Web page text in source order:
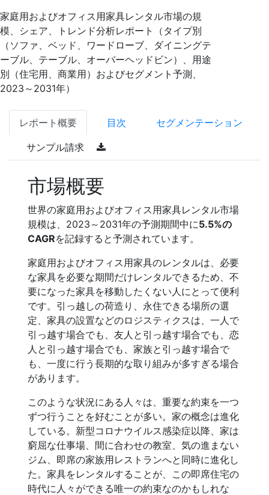
家庭用およびオフィス用家具レンタル市場の規
模、シェア、トレンド分析レポート（タイプ別
（ソファ、ベッド、ワードローブ、ダイニングテ
ーブル、テーブル、オーバーヘッドビン）、用途
別（住宅用、商業用）およびセグメント予測、
2023～2031年）
レポート概要 目次 セグメンテーション
サンプル請求
市場概要
世界の家庭用およびオフィス用家具レンタル市場
規模は、2023～2031年の予測期間中に5.5%の
CAGRを記録すると予測されています。
家庭用およびオフィス用家具のレンタルは、必要
な家具を必要な期間だけレンタルできるため、不
要になった家具を移動したくない人にとって便利
です。引っ越しの荷造り、永住できる場所の選
定、家具の設置などのロジスティクスは、一人で
引っ越す場合でも、友人と引っ越す場合でも、恋
人と引っ越す場合でも、家族と引っ越す場合で
も、一度に行う長期的な取り組みが多すぎる場合
があります。
このような状況にある人々は、重要な約束を一つ
ずつ行うことを好むことが多い。家の概念は進化
している。新型コロナウイルス感染症以降、家は
窮屈な仕事場、間に合わせの教室、気の進まない
ジム、即席の家族用レストランへと同時に進化し
た。家具をレンタルすることが、この即席住宅の
時代に人々ができる唯一の約束なのかもしれな